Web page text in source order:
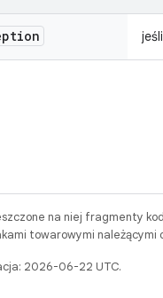
na niej fragmenty
towarowymi
2026-06-22 UTC.